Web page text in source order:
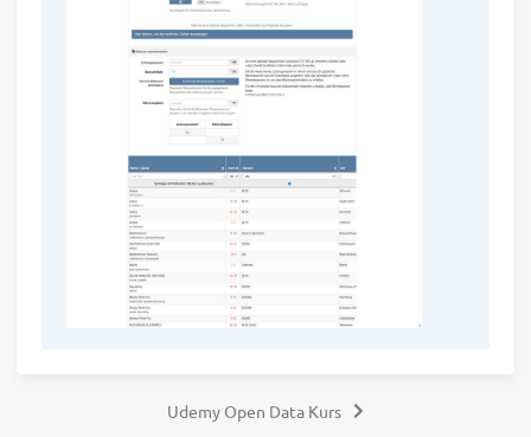
Udemy Open Data Kurs